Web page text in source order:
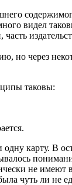
видел
через
таковы:
карту. В
не имеют
чуть ли не